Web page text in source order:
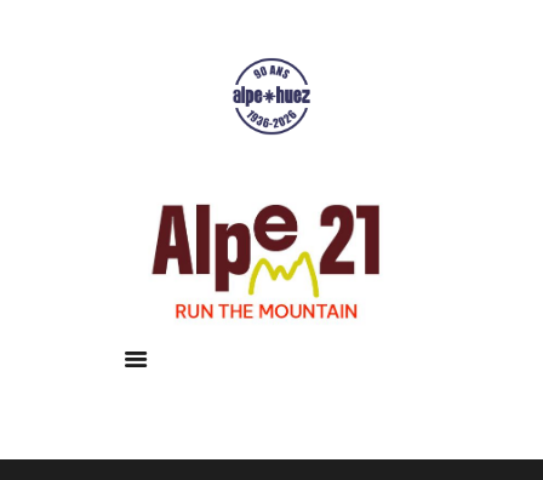
Résultats
Galerie
Infos pratiques